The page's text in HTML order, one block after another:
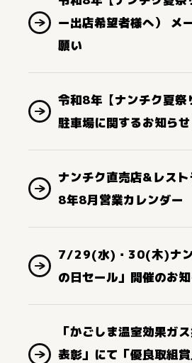
ー出店希望者様へ） メ
願い
令和8年【ナンチク夏祭
駐車場に関するお知らせ
ナンチク直売店&レス
8年8月営業カレンダー
7/29(水)・30(木)ナン
の日セール」開催のお知
「かごしま温室効果ガ
表彰」にて「優良取組